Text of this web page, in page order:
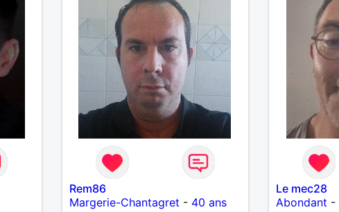
a
Mes
,vtt
d
je
Rem86
Margerie-Chantagret - 40 ans
Le mec28
Abondant -